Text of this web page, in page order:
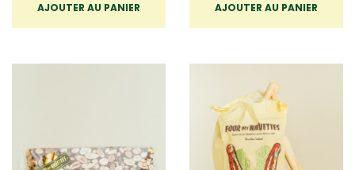
AJOUTER AU PANIER AJOUTER AU PANIER